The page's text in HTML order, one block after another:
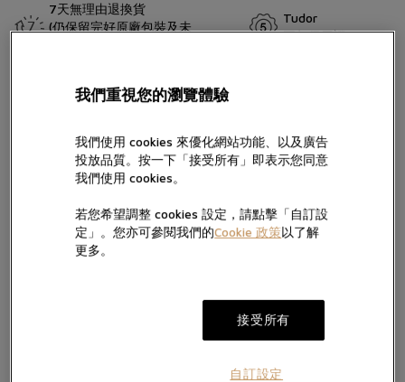
7天無理由退換貨
(仍保留完好原廠包裝及未
Tudor
五年保用證
1958年，帝舵表推出第一代帝舵潛水錶，其中型號為7924，亦稱為
「大錶冠」。Black Bay 58以此潛水錶推出的年份命名，沿襲其眾多
師天文台精密時計認證的酒紅色腕錶加入Black Bay 58系列。這是此
錶款首次搭配五鏈節不銹鋼錶帶。
加入願望清單
按“提交”，即表示您已閱讀並同意我們的私隱政策及Cookie政策，亦
同意我們經電話、手機訊息及電郵向您提供產品及服務信息。
的直銷及推廣信息，您亦可隨時聯絡我們更改您的意願。如不希望我
們透過以下方式向您提供有關信息，請於方框內打勾:
電郵。
我們重視您的瀏覽體驗
我們使用 cookies 來優化網站功能、以及廣告
投放品質。按一下「接受所有」即表示您同意
我們使用 cookies。
若您希望調整 cookies 設定，請點擊「自訂設
定」。您亦可參閱我們的Cookie 政策以了解
更多。
接受所有
自訂設定